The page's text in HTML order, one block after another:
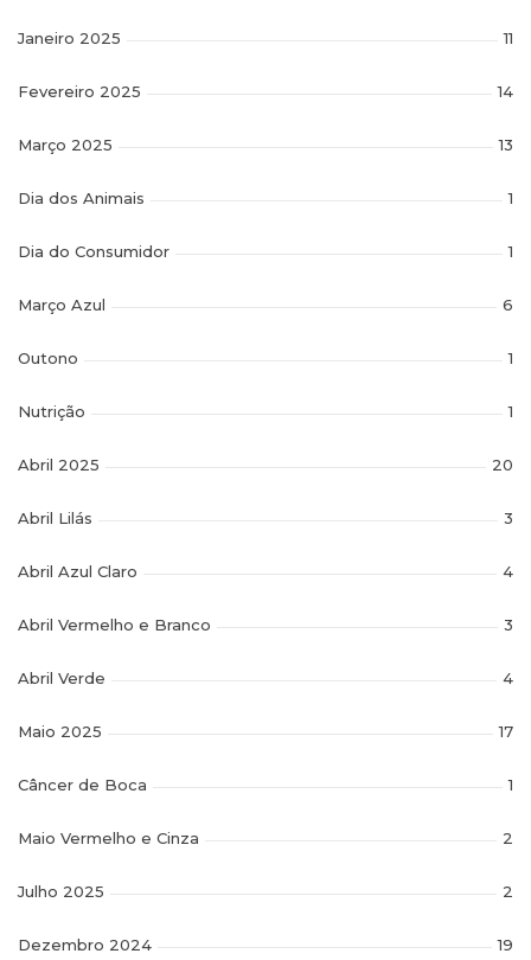
Janeiro 2025 11
Fevereiro 2025 14
Março 2025 13
Dia dos Animais 1
Dia do Consumidor 1
Março Azul 6
Outono 1
Nutrição 1
Abril 2025 20
Abril Lilás 3
Abril Azul Claro 4
Abril Vermelho e Branco 3
Abril Verde 4
Maio 2025 17
Câncer de Boca 1
Maio Vermelho e Cinza 2
Julho 2025 2
Dezembro 2024 19